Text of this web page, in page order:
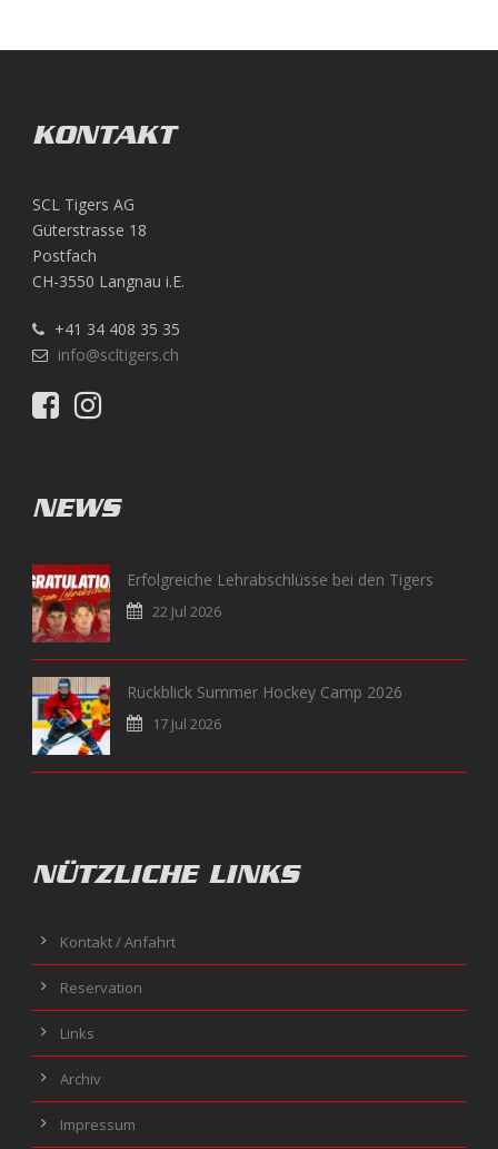
KONTAKT
SCL Tigers AG
Güterstrasse 18
Postfach
CH-3550 Langnau i.E.
+41 34 408 35 35
info@scltigers.ch
NEWS
Erfolgreiche Lehrabschlüsse bei den Tigers
22 Jul 2026
Rückblick Summer Hockey Camp 2026
17 Jul 2026
NÜTZLICHE LINKS
Kontakt / Anfahrt
Reservation
Links
Archiv
Impressum